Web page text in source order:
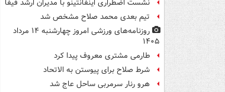
نشست اضطراری اینفانتینو با مدیران ارشد فیفا
تیم بعدی محمد صلاح مشخص شد
روزنامه‌های ورزشی امروز چهارشنبه ۱۴ مرداد
۱۴۰۵
طارمی مشتری معروف پیدا کرد
شرط صلاح برای پیوستن به الاتحاد
هرو رنار سرمربی ساحل عاج شد